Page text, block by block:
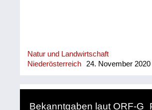
Natur und Landwirtschaft
Niederösterreich
24. November 2020
Bekanntgaben laut ORF-G